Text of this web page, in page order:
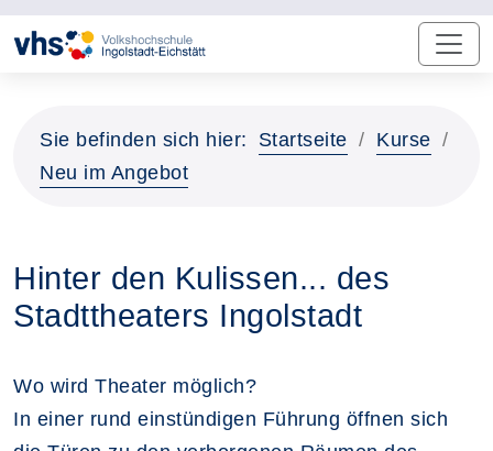
Sie befinden sich hier: Startseite
Kurse
Neu im Angebot
Hinter den Kulissen... des
Stadttheaters Ingolstadt
Wo wird Theater möglich?
In einer rund einstündigen Führung öffnen sich